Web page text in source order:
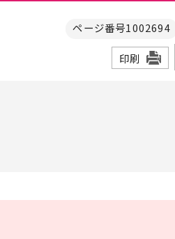
ページ番号1002694
印刷